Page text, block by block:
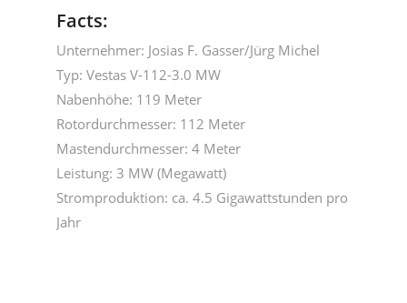
Facts:
Unternehmer: Josias F. Gasser/Jürg Michel
Typ: Vestas V-112-3.0 MW
Nabenhöhe: 119 Meter
Rotordurchmesser: 112 Meter
Mastendurchmesser: 4 Meter
Leistung: 3 MW (Megawatt)
Stromproduktion: ca. 4.5 Gigawattstunden pro
Jahr